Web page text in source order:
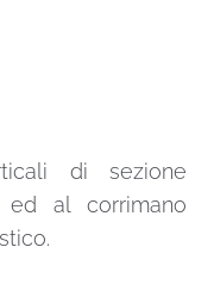
di sezione
al corrimano